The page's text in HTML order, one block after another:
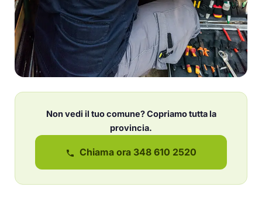
Non vedi il tuo comune? Copriamo tutta la
provincia.
Chiama ora 348 610 2520